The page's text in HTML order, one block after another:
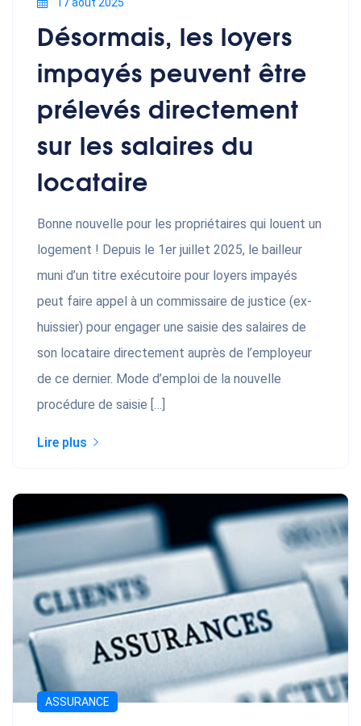
Désormais, les loyers
impayés peuvent être
prélevés directement
sur les salaires du
locataire
Bonne nouvelle pour les propriétaires qui louent un
logement ! Depuis le 1er juillet 2025, le bailleur
muni d’un titre exécutoire pour loyers impayés
peut faire appel à un commissaire de justice (ex-
huissier) pour engager une saisie des salaires de
son locataire directement auprès de l’employeur
de ce dernier. Mode d’emploi de la nouvelle
procédure de saisie […]
Lire plus
ASSURANCE